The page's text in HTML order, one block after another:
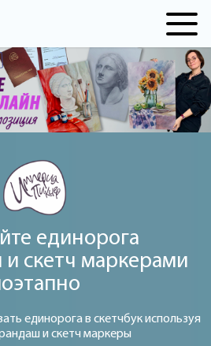
единорога
скетч маркерами
единорога в скетчбук используя
и скетч маркеры